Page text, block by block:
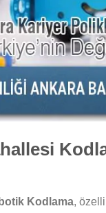
Kodlama,